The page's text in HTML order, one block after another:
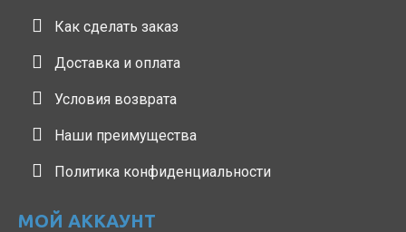
Как сделать заказ
Доставка и оплата
Условия возврата
Наши преимущества
Политика конфиденциальности
МОЙ АККАУНТ